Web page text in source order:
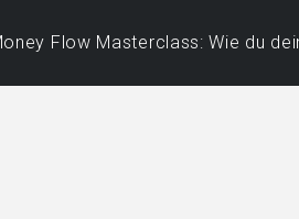
Flow Masterclass: Wie du